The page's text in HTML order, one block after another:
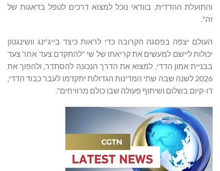
והתועלת ההדדית, בוודאי נוכל למצוא דרכים לטפל בדאגות של
זה".
העולם יצפה בפסגה הקרובה כדי לראות כיצד בייג'ינג וושינגטון
יכולות ליישם למעשים את קריאתו של שי "להתקדם צעד אחר צעד
בבניית אמון הדדי, למצוא את הדרך הנכונה להסתדר, ולהפוך את
2026 לשנה שבה שתי המדינות הגדולות יתקדמו לעבר כבוד הדדי,
דו-קיום בשלום ושיתוף פעולה שבו כולם מרוויחים".